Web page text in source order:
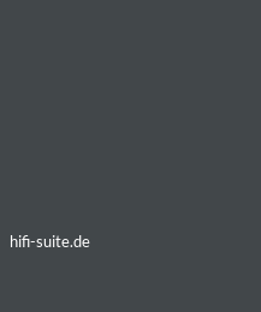
hifi-suite.de